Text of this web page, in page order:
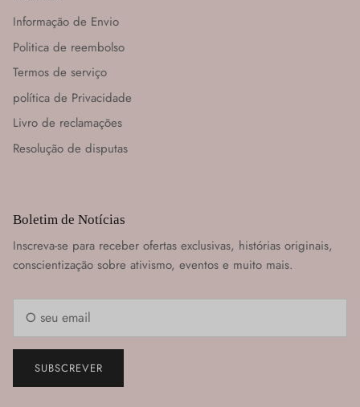
Informação de Envio
Politica de reembolso
Termos de serviço
política de Privacidade
Livro de reclamações
Resolução de disputas
Boletim de Notícias
Inscreva-se para receber ofertas exclusivas, histórias originais,
conscientização sobre ativismo, eventos e muito mais.
SUBSCREVER